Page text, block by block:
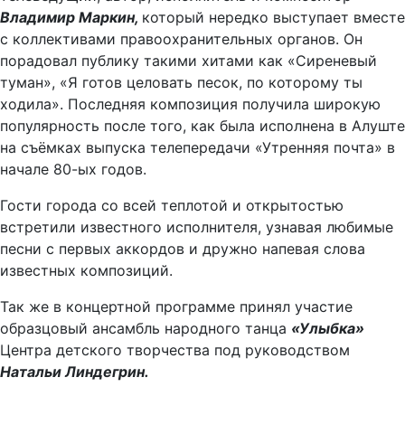
Владимир Маркин, который нередко выступает вместе
с коллективами правоохранительных органов. Он
порадовал публику такими хитами как «Сиреневый
туман», «Я готов целовать песок, по которому ты
ходила». Последняя композиция получила широкую
популярность после того, как была исполнена в Алуште
на съёмках выпуска телепередачи «Утренняя почта» в
начале 80-ых годов.
Гости города со всей теплотой и открытостью
встретили известного исполнителя, узнавая любимые
песни с первых аккордов и дружно напевая слова
известных композиций.
Так же в концертной программе принял участие
образцовый ансамбль народного танца «Улыбка»
Центра детского творчества под руководством
Натальи Линдегрин.